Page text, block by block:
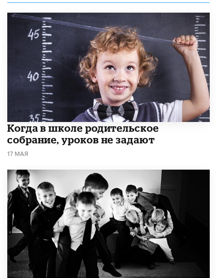
Когда в школе родительское
собрание, уроков не задают
17 МАЯ